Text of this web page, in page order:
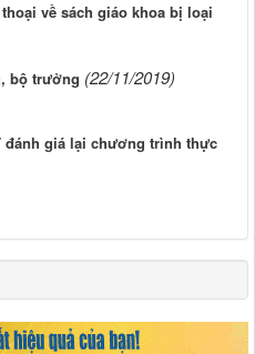
về sách giáo khoa bị loại
bộ trưởng (22/11/2019)
đánh giá lại chương trình thực